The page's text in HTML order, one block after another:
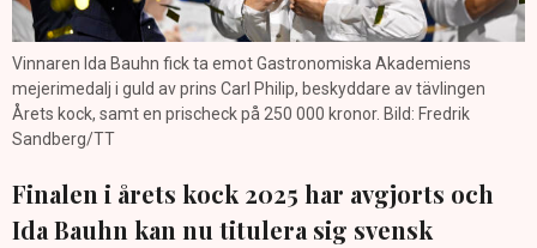
Vinnaren Ida Bauhn fick ta emot Gastronomiska Akademiens
mejerimedalj i guld av prins Carl Philip, beskyddare av tävlingen
Årets kock, samt en prischeck på 250 000 kronor. Bild: Fredrik
Sandberg/TT
Finalen i årets kock 2025 har avgjorts och
Ida Bauhn kan nu titulera sig svensk